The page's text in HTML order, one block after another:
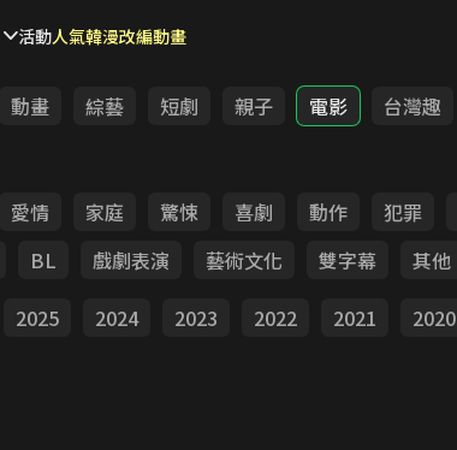
活動人氣韓漫改編動畫
動畫 綜藝 短劇 親子 電影 台灣趣
愛情 家庭 驚悚 喜劇 動作 犯罪
BL 戲劇表演 藝術文化 雙字幕
其他
2025 2024 2023 2022 2021 2020